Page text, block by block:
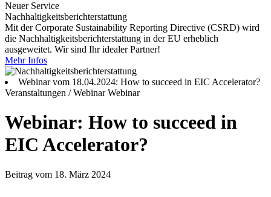
Neuer Service
Nachhaltigkeitsberichterstattung
Mit der Corporate Sustainability Reporting Directive (CSRD) wird
die Nachhaltigkeitsberichterstattung in der EU erheblich
ausgeweitet. Wir sind Ihr idealer Partner!
Mehr Infos
Webinar vom 18.04.2024: How to succeed in EIC Accelerator?
Veranstaltungen / WebinarWebinar
Webinar: How to succeed in
EIC Accelerator?
Beitrag vom 18. März 2024